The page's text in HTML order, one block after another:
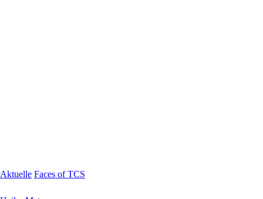
Aktuelle Faces of TCS